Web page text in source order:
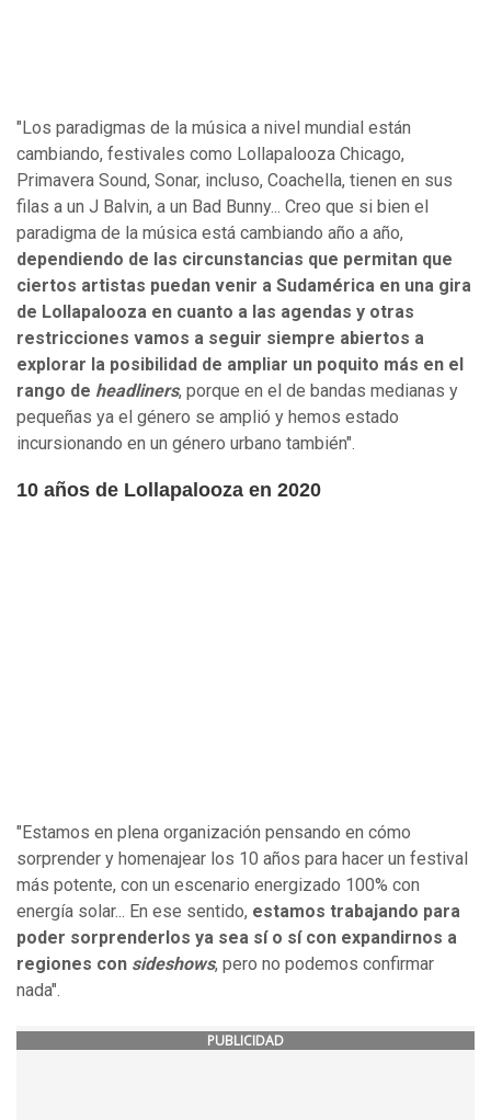
"Los paradigmas de la música a nivel mundial están
cambiando, festivales como Lollapalooza Chicago,
Primavera Sound, Sonar, incluso, Coachella, tienen en sus
filas a un J Balvin, a un Bad Bunny... Creo que si bien el
paradigma de la música está cambiando año a año,
dependiendo de las circunstancias que permitan que
ciertos artistas puedan venir a Sudamérica en una gira
de Lollapalooza en cuanto a las agendas y otras
restricciones vamos a seguir siempre abiertos a
explorar la posibilidad de ampliar un poquito más en el
rango de headliners, porque en el de bandas medianas y
pequeñas ya el género se amplió y hemos estado
incursionando en un género urbano también".
10 años de Lollapalooza en 2020
"Estamos en plena organización pensando en cómo
sorprender y homenajear los 10 años para hacer un festival
más potente, con un escenario energizado 100% con
energía solar... En ese sentido, estamos trabajando para
poder sorprenderlos ya sea sí o sí con expandirnos a
regiones con sideshows, pero no podemos confirmar
nada".
PUBLICIDAD